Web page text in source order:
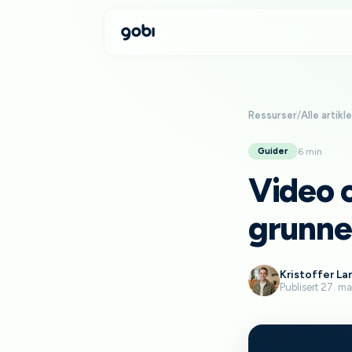
Ressurser/Alle
Guider 6 min
Video
Kristoffer
Publisert 27.